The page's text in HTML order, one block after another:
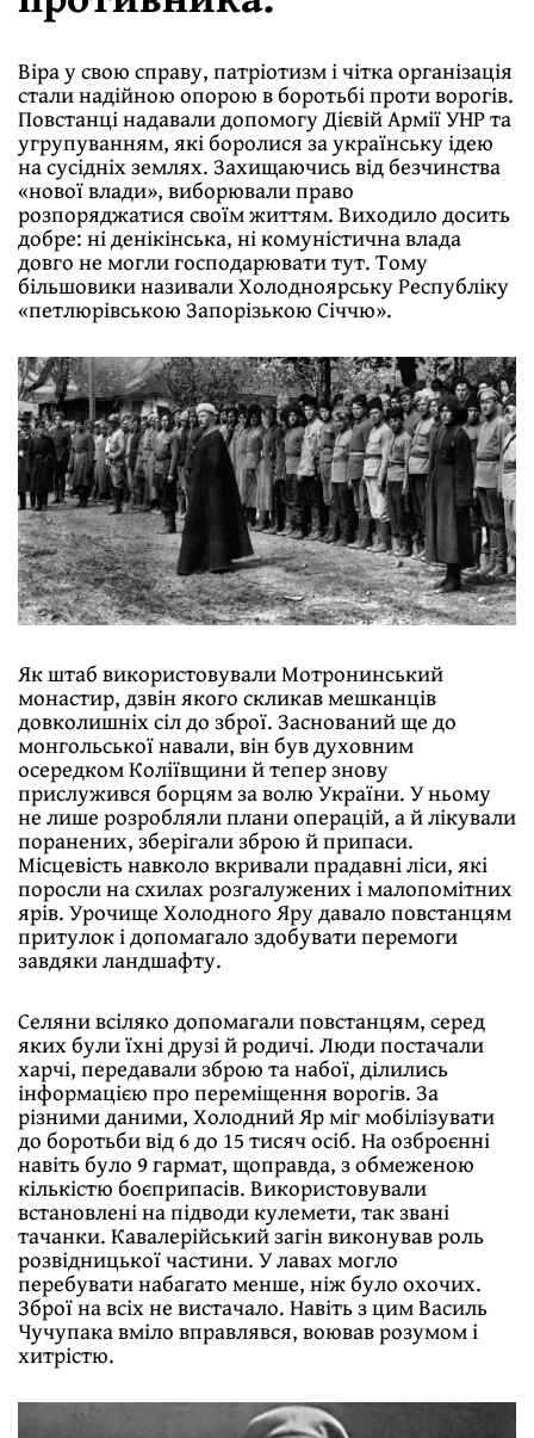
Віра у свою справу, патріотизм і чітка організація
стали надійною опорою в боротьбі проти ворогів.
Повстанці надавали допомогу Дієвій Армії УНР та
угрупуванням, які боролися за українську ідею
на сусідніх землях. Захищаючись від безчинства
«нової влади», виборювали право
розпоряджатися своїм життям. Виходило досить
добре: ні денікінська, ні комуністична влада
довго не могли господарювати тут. Тому
більшовики називали Холодноярську Республіку
«петлюрівською Запорізькою Січчю».
Як штаб використовували Мотронинський
монастир, дзвін якого скликав мешканців
довколишніх сіл до зброї. Заснований ще до
монгольської навали, він був духовним
осередком Коліївщини й тепер знову
прислужився борцям за волю України. У ньому
не лише розробляли плани операцій, а й лікували
поранених, зберігали зброю й припаси.
Місцевість навколо вкривали прадавні ліси, які
поросли на схилах розгалужених і малопомітних
ярів. Урочище Холодного Яру давало повстанцям
притулок і допомагало здобувати перемоги
завдяки ландшафту.
Селяни всіляко допомагали повстанцям, серед
яких були їхні друзі й родичі. Люди постачали
харчі, передавали зброю та набої, ділились
інформацією про переміщення ворогів. За
різними даними, Холодний Яр міг мобілізувати
до боротьби від 6 до 15 тисяч осіб. На озброєнні
навіть було 9 гармат, щоправда, з обмеженою
кількістю боєприпасів. Використовували
встановлені на підводи кулемети, так звані
тачанки. Кавалерійський загін виконував роль
розвідницької частини. У лавах могло
перебувати набагато менше, ніж було охочих.
Зброї на всіх не вистачало. Навіть з цим Василь
Чучупака вміло вправлявся, воював розумом і
хитрістю.